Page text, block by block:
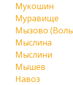
Мукошин
Муравище
Мызово
Мыслина
Мыслини
Мышев
Навоз